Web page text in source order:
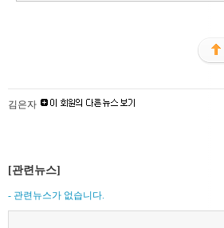
김은자
[관련뉴스]
- 관련뉴스가 없습니다.